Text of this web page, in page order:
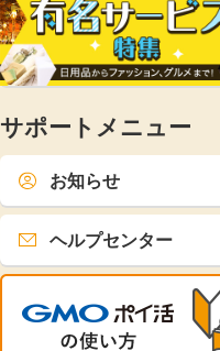
サポートメニュー
お知らせ
ヘルプセンター